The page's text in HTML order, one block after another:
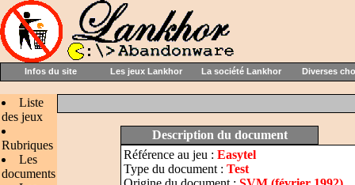
Infos du site Les jeux Lankhor La société Lankhor Diverses
Liste
des jeux
Rubriques
Les
documents
Description du document
Référence au jeu : Easytel
Type du document : Test